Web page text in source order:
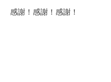
感謝！感謝！感謝！